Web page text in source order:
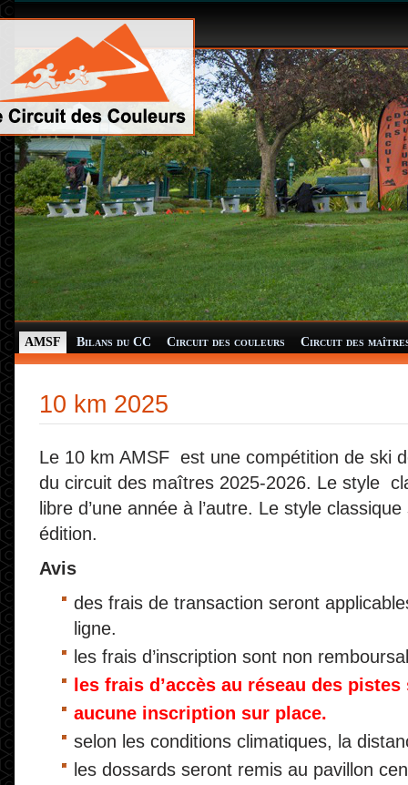
AMSF Bilans du CC Circuit des couleurs Circuit des
10 km 2025
Le 10 km AMSF est une compétition de ski
du circuit des maîtres 2025-2026. Le style
libre d’une année à l’autre. Le style
édition.
Avis
des frais de transaction seront
ligne.
les frais d’inscription sont non
les frais d’accès au réseau des
aucune inscription sur place.
selon les conditions climatiques, la
les dossards seront remis au pavillon